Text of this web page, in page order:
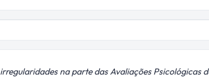
na parte das Avaliações Psicológicas